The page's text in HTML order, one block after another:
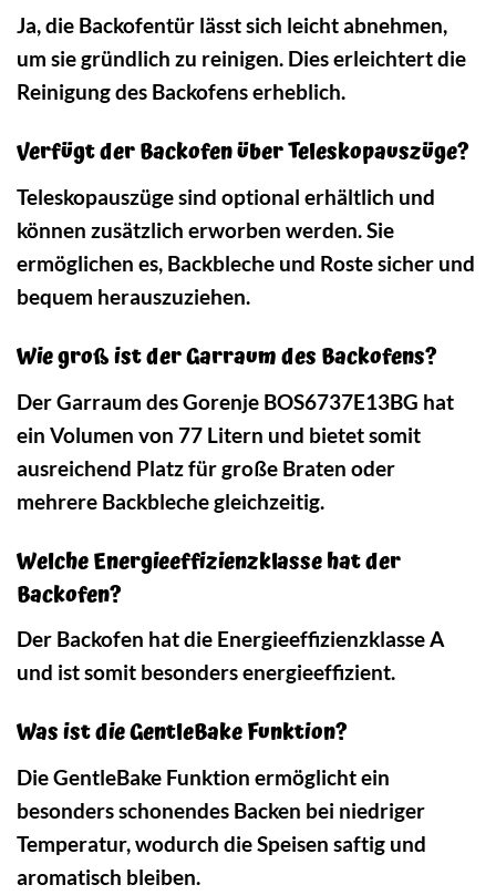
Ja, die Backofentür lässt sich leicht abnehmen,
um sie gründlich zu reinigen. Dies erleichtert die
Reinigung des Backofens erheblich.
Verfügt der Backofen über Teleskopauszüge?
Teleskopauszüge sind optional erhältlich und
können zusätzlich erworben werden. Sie
ermöglichen es, Backbleche und Roste sicher und
bequem herauszuziehen.
Wie groß ist der Garraum des Backofens?
Der Garraum des Gorenje BOS6737E13BG hat
ein Volumen von 77 Litern und bietet somit
ausreichend Platz für große Braten oder
mehrere Backbleche gleichzeitig.
Welche Energieeffizienzklasse hat der
Backofen?
Der Backofen hat die Energieeffizienzklasse A
und ist somit besonders energieeffizient.
Was ist die GentleBake Funktion?
Die GentleBake Funktion ermöglicht ein
besonders schonendes Backen bei niedriger
Temperatur, wodurch die Speisen saftig und
aromatisch bleiben.